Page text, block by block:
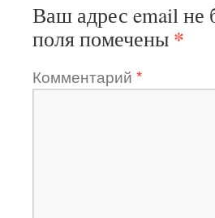
Ваш адрес email не
поля помечены *
Комментарий *